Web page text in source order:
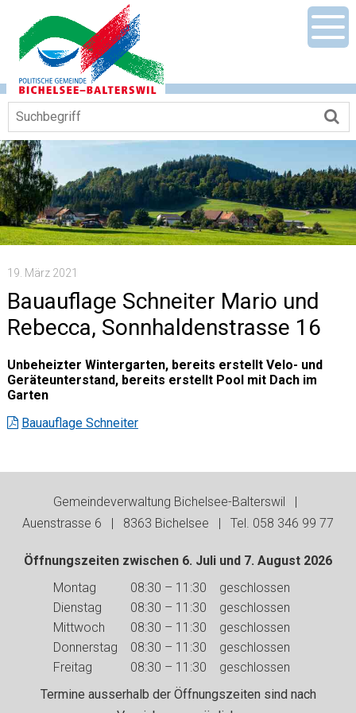
Navigieren in Gemeinde Bichelsee-
Schnellnavigation
Mobile Hauptnavigation
Suchbegriff
19. März 2021
Bauauflage Schneiter Mario und
Rebecca, Sonnhaldenstrasse 16
Unbeheizter Wintergarten, bereits erstellt Velo- und
Geräteunterstand, bereits erstellt Pool mit Dach im
Garten
Bauauflage Schneiter
Gemeindeverwaltung Bichelsee-Balterswil |
Auenstrasse 6 | 8363 Bichelsee | Tel. 058 346 99 77
Öffnungszeiten zwischen 6. Juli und 7. August 2026
Wochentag
Vormittag Nachmittag
Montag 08:30 – 11:30
geschlossen
Dienstag
08:30 – 11:30
geschlossen
Mittwoch
08:30 – 11:30
geschlossen
Donnerstag
08:30 – 11:30
geschlossen
Freitag
08:30 – 11:30
geschlossen
Termine ausserhalb der Öffnungszeiten sind nach